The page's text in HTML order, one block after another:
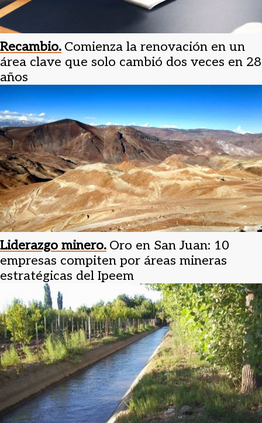
Recambio. Comienza la renovación en un
área clave que solo cambió dos veces en 28
años
Liderazgo minero. Oro en San Juan: 10
empresas compiten por áreas mineras
estratégicas del Ipeem